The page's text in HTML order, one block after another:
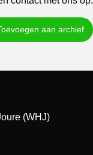
aan archief
(WHJ)